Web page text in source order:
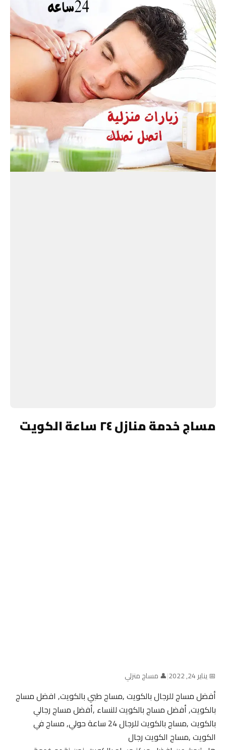
مساج خدمة منازل ٢٤ ساعة الكويت
📅 يناير 24, 2022 |👤 مساج منزلي
أفضل مساج للرجال بالكويت ,مساج طبي بالكويت, افضل مساج
بالكويت, أفضل مساج بالكويت للنساء ,أفضل مساج رجالي
بالكويت ,مساج بالكويت للرجال 24 ساعة حولي, مساج في
الكويت ,مساج الكويت رجال